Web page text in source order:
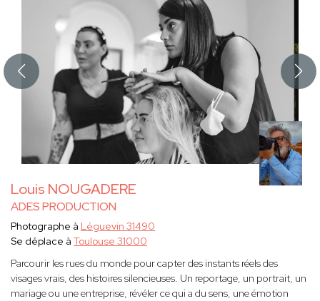
Louis NOUGADERE
ADES PRODUCTION
Photographe à Léguevin 31490
Se déplace à Toulouse 31000
Parcourir les rues du monde pour capter des instants réels des
visages vrais, des histoires silencieuses. Un reportage, un portrait, un
mariage ou une entreprise, révéler ce qui a du sens, une émotion